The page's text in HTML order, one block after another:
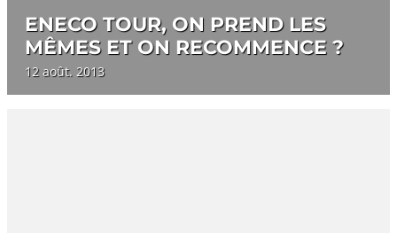
ENECO TOUR, ON PREND LES
MÊMES ET ON RECOMMENCE ?
12 août. 2013